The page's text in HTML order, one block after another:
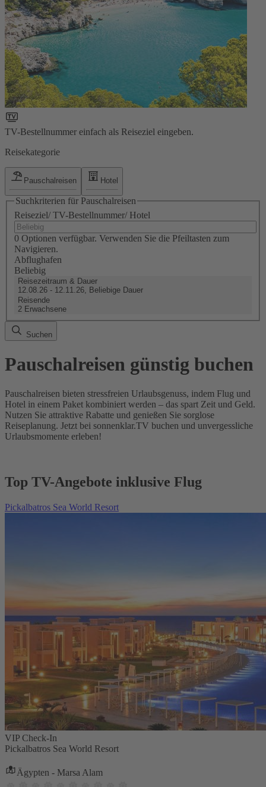
TV-Bestellnummer einfach als Reiseziel eingeben.
Reisekategorie
Pauschalreisen Hotel
Suchkriterien für Pauschalreisen
Reiseziel/ TV-Bestellnummer/ Hotel
0 Optionen verfügbar. Verwenden Sie die Pfeiltasten zum
Navigieren.
Abflughafen
Beliebig
Reisezeitraum & Dauer
12.08.26 - 12.11.26, Beliebige Dauer
Reisende
2 Erwachsene
Suchen
Pauschalreisen günstig buchen
Pauschalreisen bieten stressfreien Urlaubsgenuss, indem Flug und
Hotel in einem Paket kombiniert werden – das spart Zeit und Geld.
Nutzen Sie attraktive Rabatte und genießen Sie sorglose
Reiseplanung. Jetzt bei sonnenklar.TV buchen und unvergessliche
Urlaubsmomente erleben!
Top TV-Angebote inklusive Flug
Pickalbatros Sea World Resort
VIP Check-In
Pickalbatros Sea World Resort
Ägypten - Marsa Alam